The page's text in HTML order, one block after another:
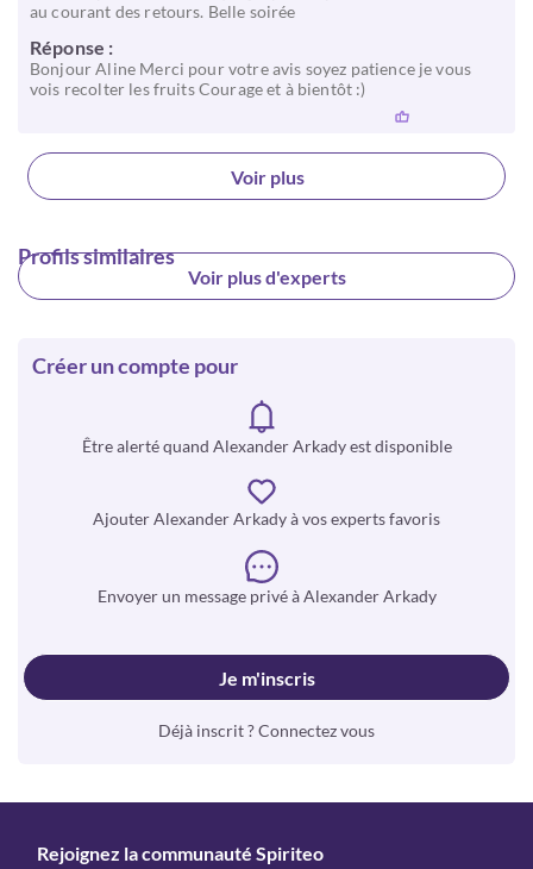
au courant des retours. Belle soirée
Réponse :
Bonjour Aline Merci pour votre avis soyez patience je vous
vois recolter les fruits Courage et à bientôt :)
Voir plus
Profils similaires
Voir plus d'experts
Créer un compte pour
Être alerté quand Alexander Arkady est disponible
Ajouter Alexander Arkady à vos experts favoris
Envoyer un message privé à Alexander Arkady
Je m'inscris
Déjà inscrit ? Connectez vous
Rejoignez la communauté Spiriteo